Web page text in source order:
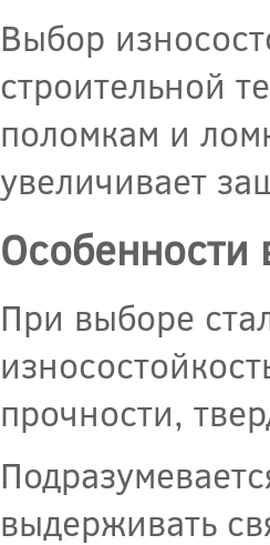
Выбор
строительной
поломкам и
увеличивает
Особенности
При выборе
прочности,
выдерживать